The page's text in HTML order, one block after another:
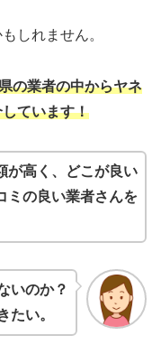
しれません。
の業者の中からヤネ
ています！
が高く、どこが良い
ミの良い業者さんを
いのか？
たい。